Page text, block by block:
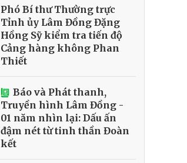
Phó Bí thư Thường trực
Tỉnh ủy Lâm Đồng Đặng
Hồng Sỹ kiểm tra tiến độ
Cảng hàng không Phan
Thiết
Báo và Phát thanh,
Truyền hình Lâm Đồng -
01 năm nhìn lại: Dấu ấn
đậm nét từ tinh thần Đoàn
kết